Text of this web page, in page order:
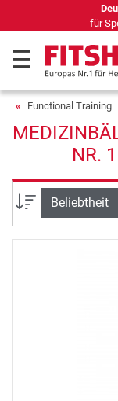
für
Functional Training
NR.
Sortierung